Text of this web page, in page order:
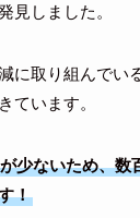
見しました。
に取り組んでい
ています。
少ないため、数
！